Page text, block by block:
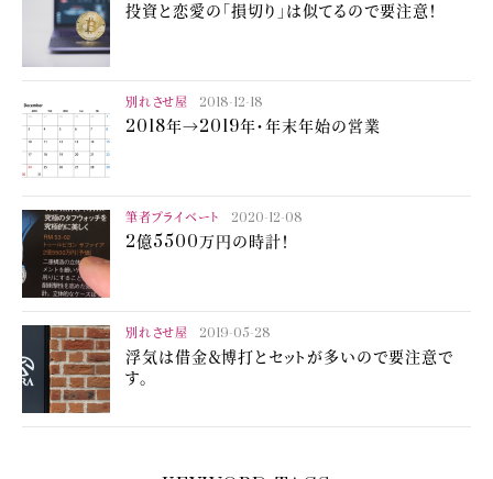
投資と恋愛の「損切り」は似てるので要注意！
別れさせ屋 2018-12-18
2018年→2019年・年末年始の営業
筆者プライベート 2020-12-08
2億5500万円の時計！
別れさせ屋 2019-05-28
浮気は借金＆博打とセットが多いので要注意で
す。